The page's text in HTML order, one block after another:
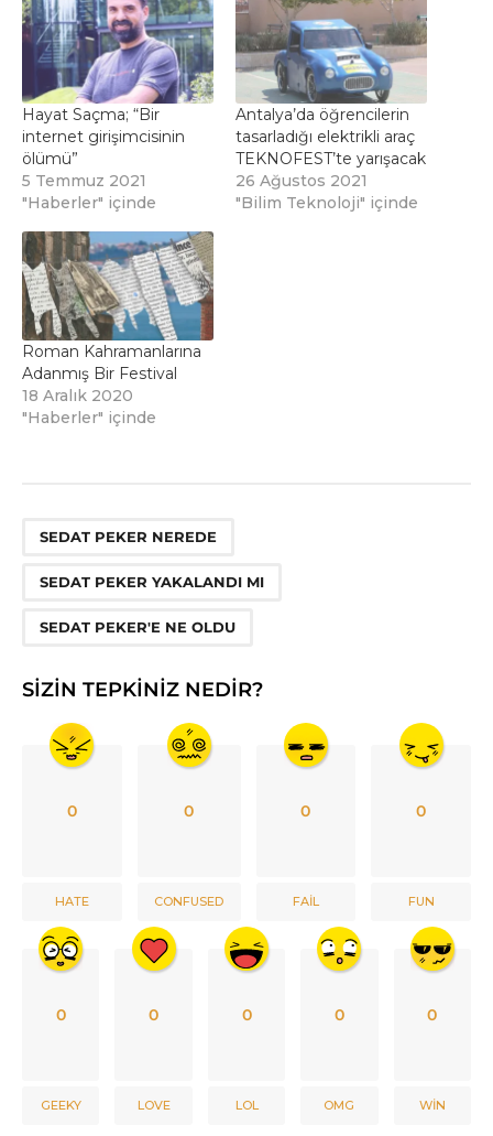
Hayat Saçma; “Bir
internet girişimcisinin
ölümü”
5 Temmuz 2021
"Haberler" içinde
Antalya’da öğrencilerin
tasarladığı elektrikli araç
TEKNOFEST’te yarışacak
26 Ağustos 2021
"Bilim Teknoloji" içinde
Roman Kahramanlarına
Adanmış Bir Festival
18 Aralık 2020
"Haberler" içinde
SEDAT PEKER NEREDE
SEDAT PEKER YAKALANDI MI
SEDAT PEKER'E NE OLDU
SIZIN TEPKINIZ NEDIR?
0
HATE
0
CONFUSED
0
FAIL
0
FUN
0
GEEKY
0
LOVE
0
LOL
0
OMG
0
WIN